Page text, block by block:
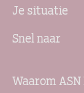
Je situatie
Snel naar
Waarom ASN